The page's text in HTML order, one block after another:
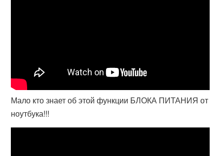
Мало кто знает об этой функции БЛОКА ПИТАНИЯ от
ноутбука!!!